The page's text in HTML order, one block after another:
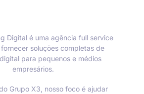
Digital é uma agência full service
soluções completas de
para pequenos e médios
empresários.
Grupo X3, nosso foco é ajudar